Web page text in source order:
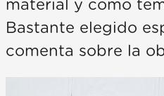
material y como
Bastante elegido
comenta sobre la